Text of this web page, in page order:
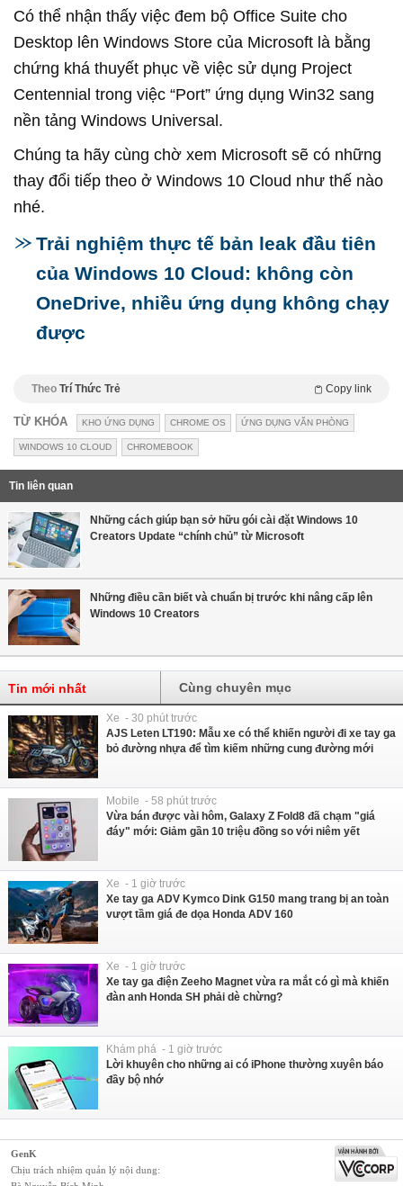
Có thể nhận thấy việc đem bộ Office Suite cho
Desktop lên Windows Store của Microsoft là bằng
chứng khá thuyết phục về việc sử dụng Project
Centennial trong việc “Port” ứng dụng Win32 sang
nền tảng Windows Universal.
Chúng ta hãy cùng chờ xem Microsoft sẽ có những
thay đổi tiếp theo ở Windows 10 Cloud như thế nào
nhé.
Trải nghiệm thực tế bản leak đầu tiên
của Windows 10 Cloud: không còn
OneDrive, nhiều ứng dụng không chạy
được
Theo Trí Thức Trẻ Copy link
TỪ KHÓA KHO ỨNG DỤNG CHROME OS ỨNG DỤNG VĂN PHÒNG
WINDOWS 10 CLOUD CHROMEBOOK
Tin liên quan
Những cách giúp bạn sở hữu gói cài đặt Windows 10
Creators Update “chính chủ” từ Microsoft
Những điều cần biết và chuẩn bị trước khi nâng cấp lên
Windows 10 Creators
Tin mới nhất Cùng chuyên mục
Xe - 30 phút trước
AJS Leten LT190: Mẫu xe có thể khiến người đi xe tay ga
bỏ đường nhựa để tìm kiếm những cung đường mới
Mobile - 58 phút trước
Vừa bán được vài hôm, Galaxy Z Fold8 đã chạm "giá
đáy" mới: Giảm gần 10 triệu đồng so với niêm yết
Xe - 1 giờ trước
Xe tay ga ADV Kymco Dink G150 mang trang bị an toàn
vượt tầm giá đe dọa Honda ADV 160
Xe - 1 giờ trước
Xe tay ga điện Zeeho Magnet vừa ra mắt có gì mà khiến
đàn anh Honda SH phải dè chừng?
Khám phá - 1 giờ trước
Lời khuyên cho những ai có iPhone thường xuyên báo
đầy bộ nhớ
GenK
Chịu trách nhiệm quản lý nội dung: